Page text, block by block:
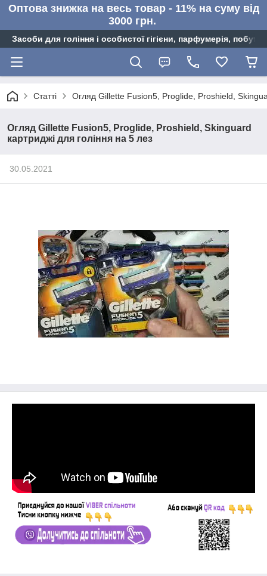
Оптова знижка на весь товар - 11% на суму від
3000 грн.
Засоби для гоління і особистої гігієни, парфумерія,
Статті Огляд Gillette Fusion5, Proglide, Proshield,
Огляд Gillette Fusion5, Proglide, Proshield, Skinguard
картриджі для гоління на 5 лез
30.05.2021